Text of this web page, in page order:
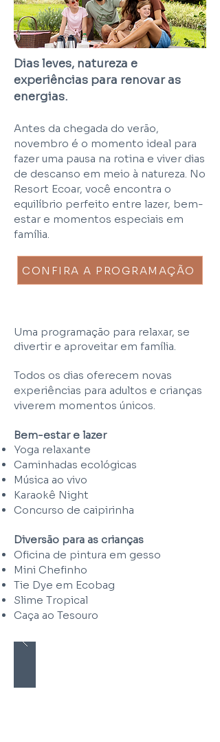
Dias leves, natureza e
experiências para renovar as
energias.
Antes da chegada do verão,
novembro é o momento ideal para
fazer uma pausa na rotina e viver dias
de descanso em meio à natureza. No
Resort Ecoar, você encontra o
equilíbrio perfeito entre lazer, bem-
estar e momentos especiais em
família.
CONFIRA A PROGRAMAÇÃO
Uma programação para relaxar, se
divertir e aproveitar em família.
Todos os dias oferecem novas
experiências para adultos e crianças
viverem momentos únicos.
Bem-estar e lazer
Yoga relaxante
Caminhadas ecológicas
Música ao vivo
Karaokê Night
Concurso de caipirinha
Diversão para as crianças
Oficina de pintura em gesso
Mini Chefinho
Tie Dye em Ecobag
Slime Tropical
Caça ao Tesouro